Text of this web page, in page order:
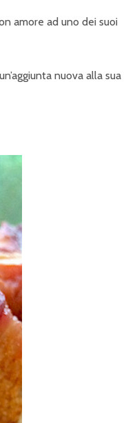
amore ad uno dei suoi
nuova alla sua